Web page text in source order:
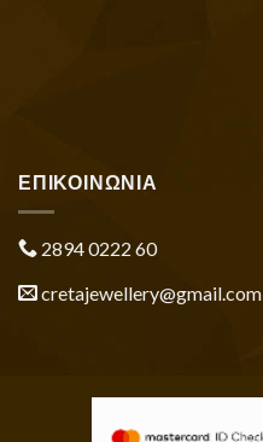
ΕΠΙΚΟΙΝΩΝΙΑ
2894 0222 60
cretajewellery@gmail.com